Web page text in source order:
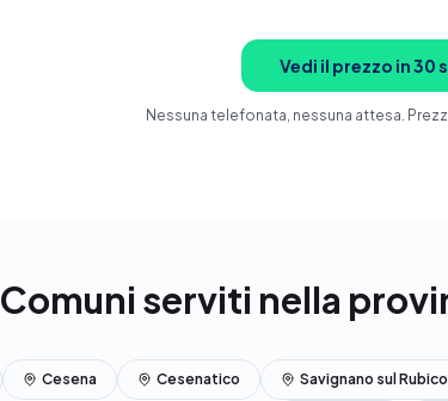
Vedi il prezzo in 30
Nessuna telefonata, nessuna attesa.
Comuni serviti nella
Cesena Cesenatico Savignano sul